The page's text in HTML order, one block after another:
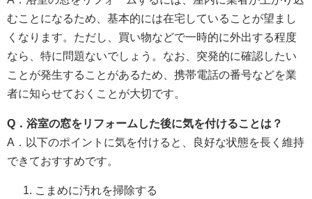
むことになるため、基本的には在宅していることが望まし
くなります。ただし、買い物などで一時的に外出する程度
なら、特に問題ないでしょう。なお、突発的に確認したい
ことが発生することがあるため、携帯電話の番号などを業
者に知らせておくことが大切です。
Q ．浴室の窓をリフォームした後に気を付けることは？
A．以下のポイントに気を付けると、良好な状態を長く維持
できておすすめです。
こまめに汚れを掃除する